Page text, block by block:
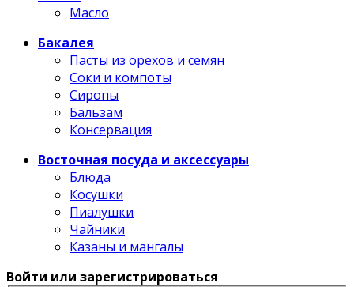
Масло
Бакалея
Пасты из орехов и семян
Соки и компоты
Сиропы
Бальзам
Консервация
Восточная посуда и аксессуары
Блюда
Косушки
Пиалушки
Чайники
Казаны и мангалы
Войти или зарегистрироваться